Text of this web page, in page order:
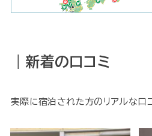
｜新着の口コミ
実際に宿泊された方のリアルな口